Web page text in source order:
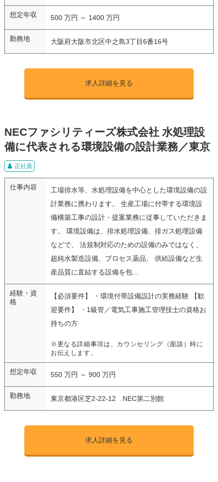
想定年収 500 万円 ～ 1400 万円
勤務地 大阪府大阪市北区中之島3丁目6番16号
求人詳細を見る
NECファシリティーズ株式会社 水処理設
備に代表される環境設備の設計業務／東京
正社員
仕事内容
工場排水等、水処理設備を中心とした環境設備の設
計業務に携わります。 生産工場に付帯する環境設
備構築工事の設計・提案業務に従事していただきま
す。 環境設備は、排水処理設備、排ガス処理設備
などで、 法規制対応のための設備のみではなく、
超純水製造設備、プロセス薬品、 供給設備など生
産品質に直結する設備を包...
経験・資
格
【必須要件】 ・環境付帯設備設計の実務経験 【歓
迎要件】 ・1級管／電気工事施工管理技士の資格お
持ちの方
※更なる詳細事項は、カウンセリング（面談）時に
お伝えします。
想定年収 550 万円 ～ 900 万円
勤務地 東京都港区芝2-22-12 NEC第二別館
求人詳細を見る